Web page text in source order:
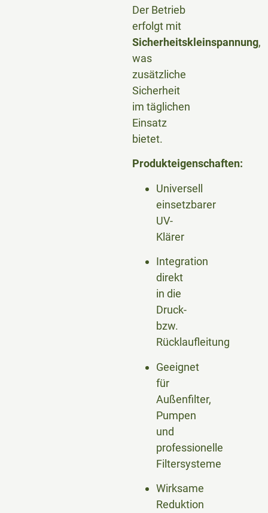
Der Betrieb
erfolgt mit
Sicherheitskleinspannung,
was
zusätzliche
Sicherheit
im täglichen
Einsatz
bietet.
Produkteigenschaften:
Universell
einsetzbarer
UV-
Klärer
Integration
direkt
in die
Druck-
bzw.
Rücklaufleitung
Geeignet
für
Außenfilter,
Pumpen
und
professionelle
Filtersysteme
Wirksame
Reduktion